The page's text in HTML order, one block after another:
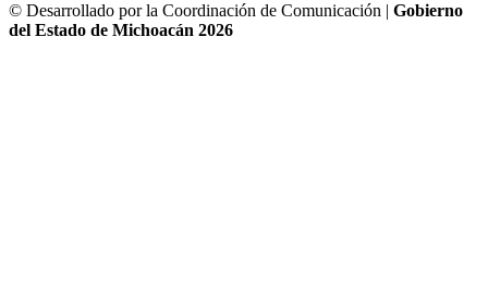
© Desarrollado por la Coordinación de Comunicación | Gobierno
del Estado de Michoacán 2026